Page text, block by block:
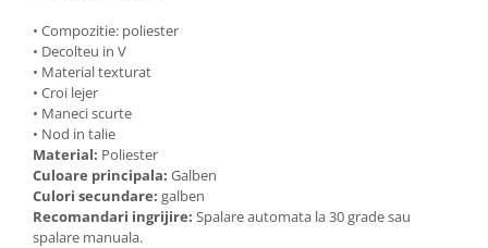
• Compozitie: poliester
• Decolteu in V
• Material texturat
• Croi lejer
• Maneci scurte
• Nod in talie
Material: Poliester
Culoare principala: Galben
Culori secundare: galben
Recomandari ingrijire: Spalare automata la 30 grade sau
spalare manuala.